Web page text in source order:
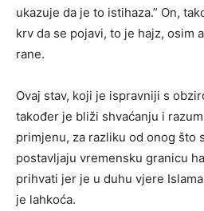
ukazuje da je to istihaza.” On,
krv da se pojavi, to je hajz, osim
rane.
Ovaj stav, koji je ispravniji s
također je bliži shvaćanju i
primjenu, za razliku od onog što
postavljaju vremensku granicu
prihvati jer je u duhu vjere
je lahkoća.